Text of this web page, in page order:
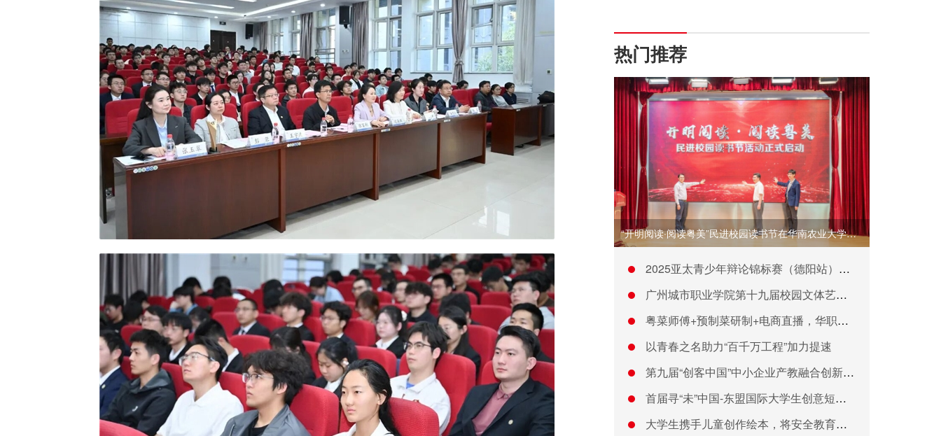
热门推荐
“开明阅读·阅读粤美”民进校园读书节在华南农业大学启动
2025亚太青少年辩论锦标赛（德阳站）圆满闭幕
广州城市职业学院第十九届校园文体艺术季开幕
粤菜师傅+预制菜研制+电商直播，华职大学生助力正果乡村美食出
以青春之名助力“百千万工程”加力提速
第九届“创客中国”中小企业产教融合创新创业大赛成功举办
首届寻“未”中国-东盟国际大学生创意短视频大赛颁奖典礼成功举
大学生携手儿童创作绘本，将安全教育融入彩色涂鸦